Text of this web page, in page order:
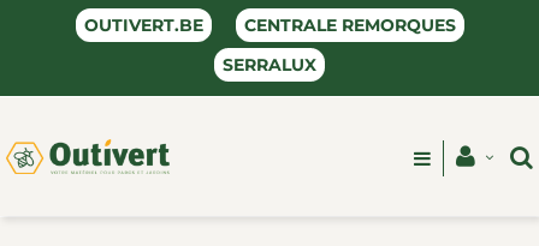
OUTIVERT.BE
CENTRALE REMORQUES
SERRALUX